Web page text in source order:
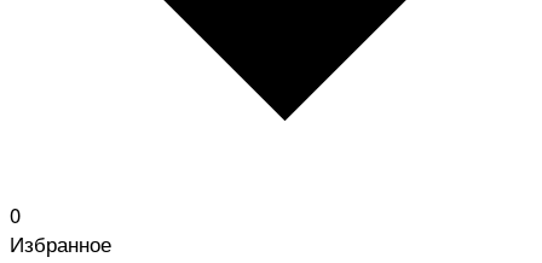
0
Избранное